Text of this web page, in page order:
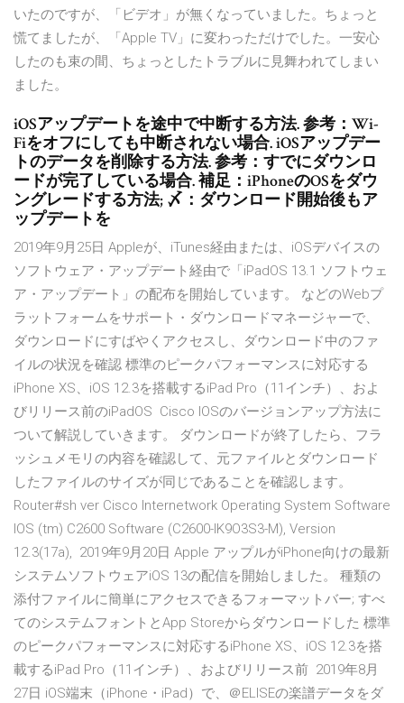
いたのですが、「ビデオ」が無くなっていました。ちょっと
慌てましたが、「Apple TV」に変わっただけでした。一安心
したのも束の間、ちょっとしたトラブルに見舞われてしまい
ました。
iOSアップデートを途中で中断する方法. 参考：Wi-
Fiをオフにしても中断されない場合. iOSアップデー
トのデータを削除する方法. 参考：すでにダウンロ
ードが完了している場合. 補足：iPhoneのOSをダウ
ングレードする方法; 〆：ダウンロード開始後もア
ップデートを
2019年9月25日 Appleが、iTunes経由または、iOSデバイスの
ソフトウェア・アップデート経由で「iPadOS 13.1 ソフトウェ
ア・アップデート」の配布を開始しています。 などのWebプ
ラットフォームをサポート・ダウンロードマネージャーで、
ダウンロードにすばやくアクセスし、ダウンロード中のファ
イルの状況を確認 標準のピークパフォーマンスに対応する
iPhone XS、iOS 12.3を搭載するiPad Pro（11インチ）、およ
びリリース前のiPadOS Cisco IOSのバージョンアップ方法に
ついて解説していきます。 ダウンロードが終了したら、フラ
ッシュメモリの内容を確認して、元ファイルとダウンロード
したファイルのサイズが同じであることを確認します。
Router#sh ver Cisco Internetwork Operating System Software
IOS (tm) C2600 Software (C2600-IK9O3S3-M), Version
12.3(17a), 2019年9月20日 Apple アップルがiPhone向けの最新
システムソフトウェアiOS 13の配信を開始しました。 種類の
添付ファイルに簡単にアクセスできるフォーマットバー; すべ
てのシステムフォントとApp Storeからダウンロードした 標準
のピークパフォーマンスに対応するiPhone XS、iOS 12.3を搭
載するiPad Pro（11インチ）、およびリリース前 2019年8月
27日 iOS端末（iPhone・iPad）で、＠ELISEの楽譜データをダ